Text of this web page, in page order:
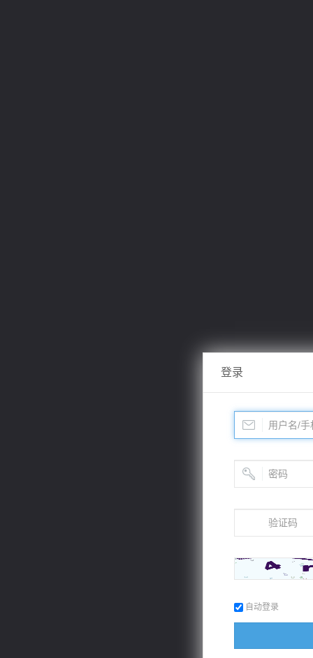
登录
自动登录